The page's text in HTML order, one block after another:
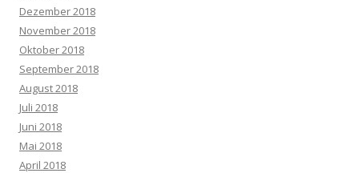
Dezember 2018
November 2018
Oktober 2018
September 2018
August 2018
Juli 2018
Juni 2018
Mai 2018
April 2018